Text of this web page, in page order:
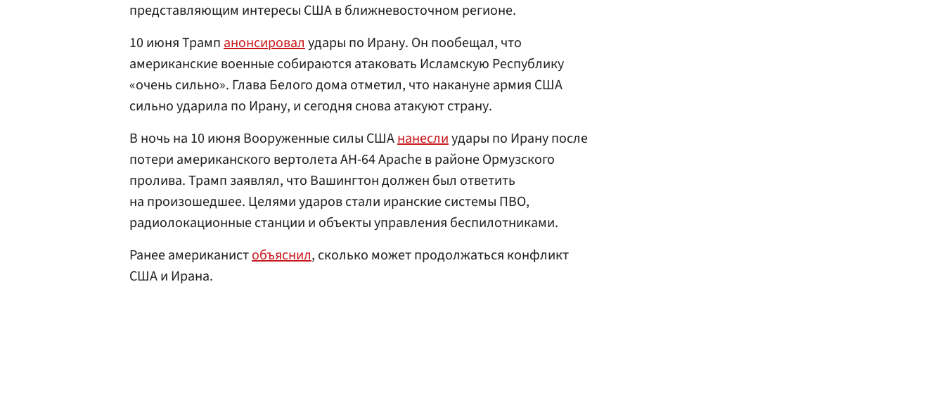
представляющим интересы США в ближневосточном регионе.
10 июня Трампанонсировалудары по Ирану. Он пообещал, что
американские военные собираются атаковать Исламскую Республику
«очень сильно». Глава Белого дома отметил, что накануне армия США
сильно ударила по Ирану, и сегодня снова атакуют страну.
В ночь на 10 июня Вооруженные силы СШАнанеслиудары по Ирану после
потери американского вертолета AH-64 Apache в районе Ормузского
пролива. Трамп заявлял, что Вашингтон должен был ответить
на произошедшее. Целями ударов стали иранские системы ПВО,
радиолокационные станции и объекты управления беспилотниками.
Ранее американистобъяснил, сколько может продолжаться конфликт
США и Ирана.